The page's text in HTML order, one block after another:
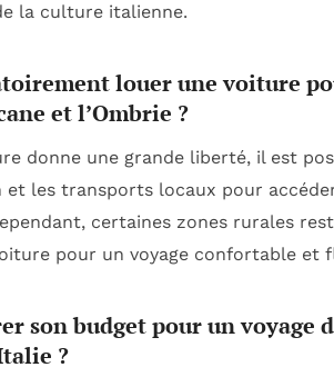
la culture italienne.
louer une voiture
et l’Ombrie ?
donne une grande liberté, il est
et les transports locaux pour
certaines zones rurales
pour un voyage confortable et
son budget pour un voyage
?